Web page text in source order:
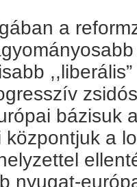
a
bázisuk
a
nyugat-